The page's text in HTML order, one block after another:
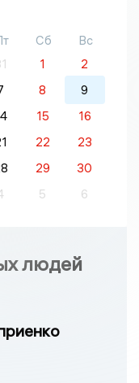
Сб
Вс
1
2
8
9
15
16
22
23
29
30
5 6
людей